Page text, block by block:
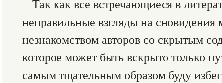
Так как все встречающиеся в
неправильные взгляды на сновидения
незнакомством авторов со скрытым
которое может быть вскрыто только
самым тщательным образом буду